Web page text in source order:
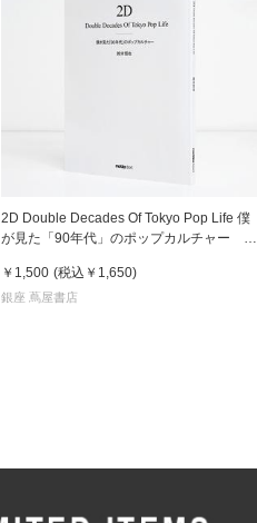
2D Double Decades Of Tokyo Pop Life 僕
が見た「90年代」のポップカルチャー 鈴
￥1,500 (税込 ￥1,650)
銀座 蔦屋書店